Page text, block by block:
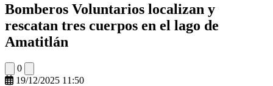
Bomberos Voluntarios localizan y
rescatan tres cuerpos en el lago de
Amatitlán
0
19/12/2025 11:50